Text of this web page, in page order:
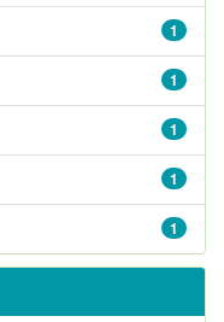
1
1
1
1
1